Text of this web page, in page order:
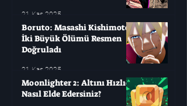
21 Kas 2025
Boruto: Masashi Kishimoto
İki Büyük Ölümü Resmen
Doğruladı
21 Kas 2025
Moonlighter 2: Altını Hızlıca
Nasıl Elde Edersiniz?